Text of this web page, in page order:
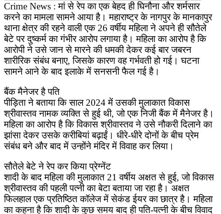
Crime News : मां से रेप का एक बेहद ही घिनौना और शर्मसार
करने का मामला सामने आया है। महाराष्ट्र के नागपुर के मानकापुर
थाना क्षेत्र की रहने वाली एक 26 वर्षीय महिला ने अपने ही सौतेले
बेटे पर दुष्कर्म का गंभीर आरोप लगाया है। महिला का आरोप है कि
आरोपी ने उसे जान से मारने की धमकी देकर कई बार जबरन
शारीरिक संबंध बनाए, जिसके कारण वह गर्भवती हो गई। घटना
सामने आने के बाद इलाके में सनसनी फैल गई है।
बैंक मैनेजर है पति
पीड़िता ने बताया कि साल 2024 में उसकी मुलाकात विकास
श्रीवास्तव नामक व्यक्ति से हुई थी, जो एक निजी बैंक में मैनेजर है।
महिला का आरोप है कि विकास श्रीवास्तव ने उसे नौकरी दिलाने का
झांसा देकर उसके करीबियां बढ़ाईं। धीरे-धीरे दोनों के बीच प्रेम
संबंध बने और बाद में उन्होंने मंदिर में विवाह कर लिया।
सौतेले बेटे ने रेप कर किया प्रेग्नेंट
शादी के बाद महिला की मुलाकात 21 वर्षीय अक्षत से हुई, जो विकास
श्रीवास्तव की पहली पत्नी का बेटा बताया जा रहा है। अक्षत
फिलहाल एक प्रतिष्ठित कॉलेज में सेकंड ईयर का छात्र है। महिला
का कहना है कि शादी के कुछ समय बाद ही पति-पत्नी के बीच विवाद